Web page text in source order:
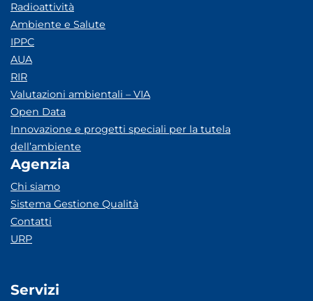
Radioattività
Ambiente e Salute
IPPC
AUA
RIR
Valutazioni ambientali – VIA
Open Data
Innovazione e progetti speciali per la tutela
dell’ambiente
Agenzia
Chi siamo
Sistema Gestione Qualità
Contatti
URP
Servizi